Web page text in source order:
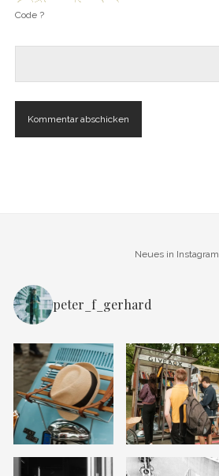
Code ?
Neues in Instagram
peter_f_gerhard